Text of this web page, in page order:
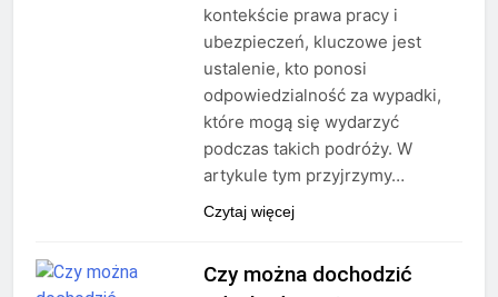
kontekście prawa pracy i
ubezpieczeń, kluczowe jest
ustalenie, kto ponosi
odpowiedzialność za wypadki,
które mogą się wydarzyć
podczas takich podróży. W
artykule tym przyjrzymy…
Czytaj więcej
Czy można dochodzić